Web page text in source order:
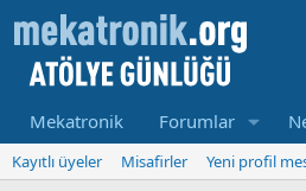
Mekatronik Forumlar
Kayıtlı üyeler Misafirler Yeni profil